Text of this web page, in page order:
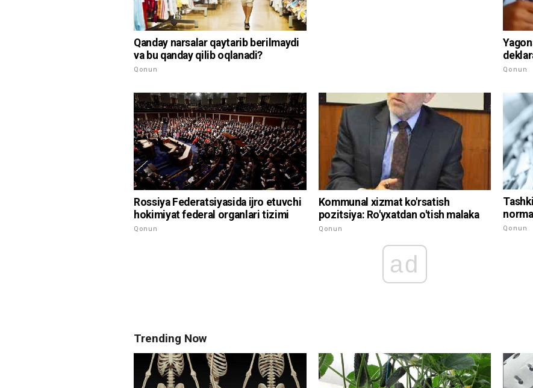
Qanday narsalar qaytarib berilmaydi
va bu qanday qilib oqlanadi?
Qonun Qonun
Rossiya Federatsiyasida ijro etuvchi
hokimiyat federal organlari tizimi
Qonun
Kommunal xizmat ko'rsatish
pozitsiya: Ro'yxatdan o'tish malaka
Qonun Qonun
ad
Trending Now